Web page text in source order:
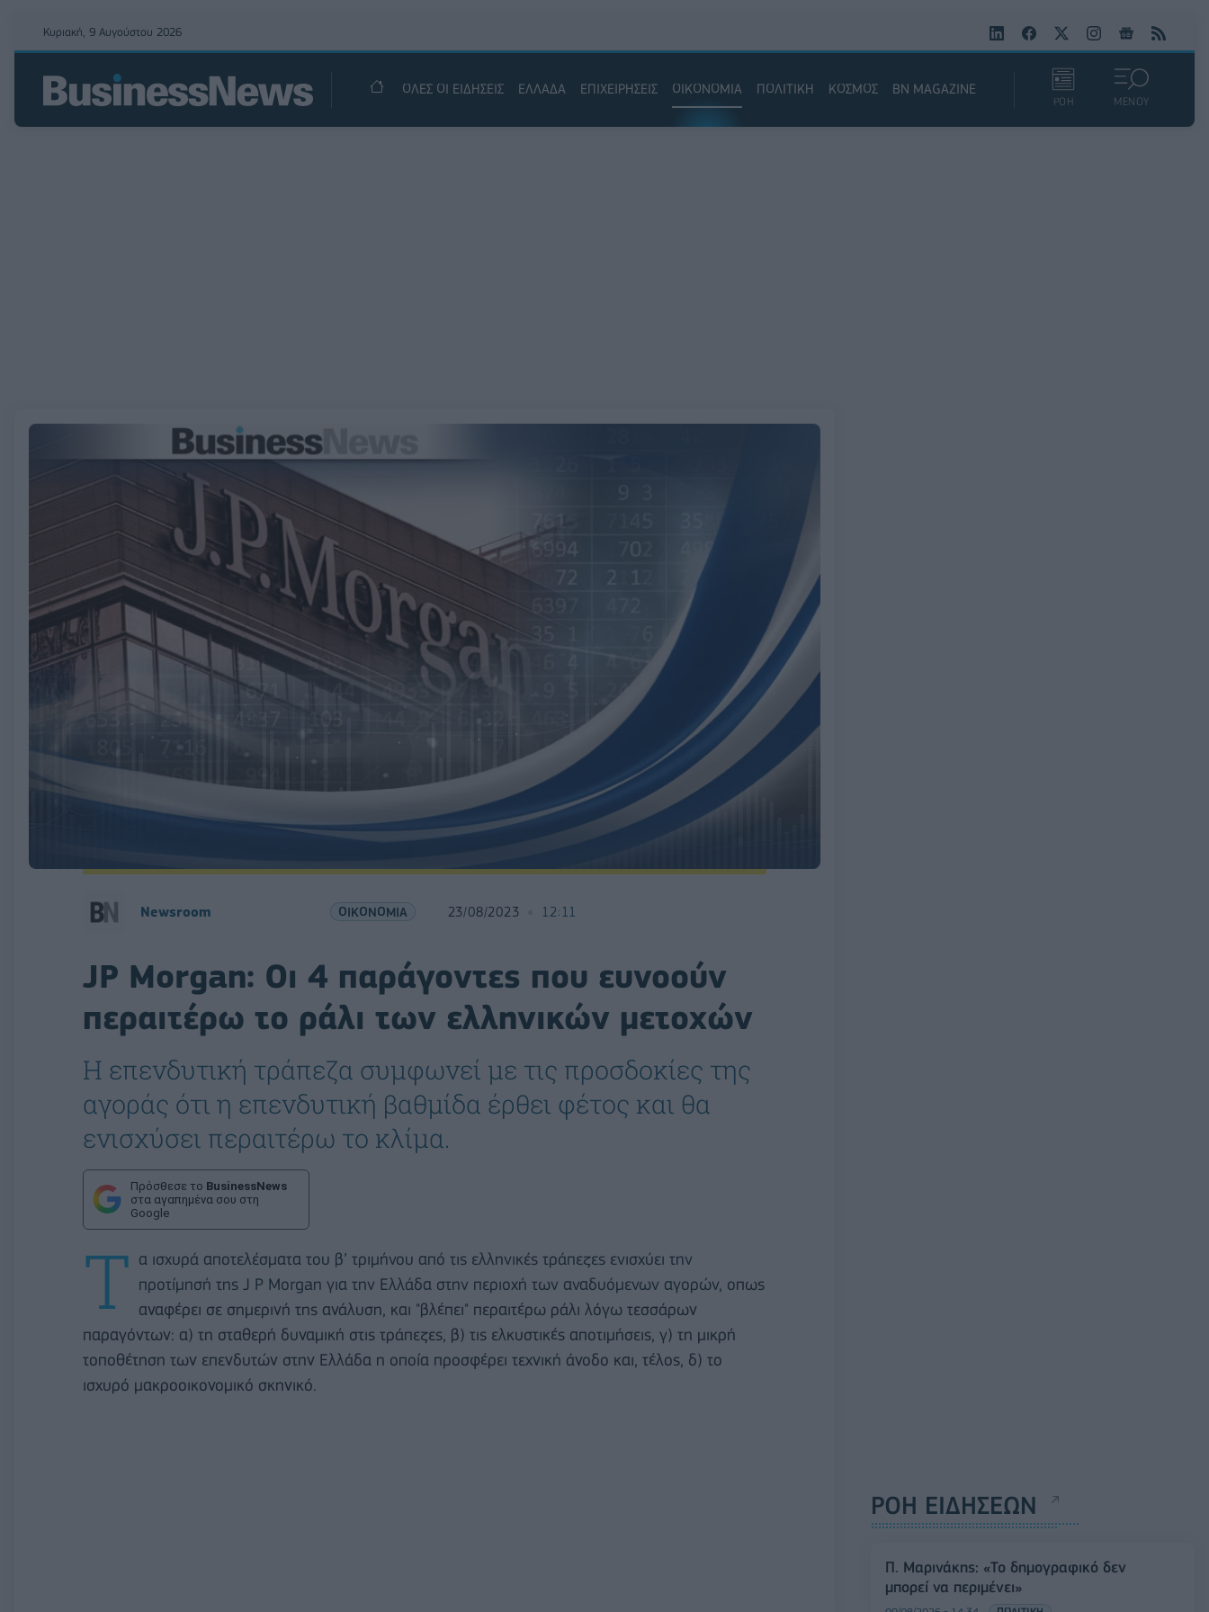
Κυριακή, 9 Αυγούστου 2026
ΟΛΕΣ ΟΙ ΕΙΔΗΣΕΙΣ ΕΛΛΑΔΑ ΕΠΙΧΕΙΡΗΣΕΙΣ ΟΙΚΟΝΟΜΙΑ ΠΟΛΙΤΙΚΗ ΚΟΣΜΟΣ BN MAGAZINE
ΡΟΗ ΜΕΝΟΥ
Newsroom ΟΙΚΟΝΟΜΙΑ 23/08/2023 12:11
JP Morgan: Οι 4 παράγοντες που ευνοούν
περαιτέρω το ράλι των ελληνικών μετοχών
H επενδυτική τράπεζα συμφωνεί με τις προσδοκίες της
αγοράς ότι η επενδυτική βαθμίδα έρθει φέτος και θα
ενισχύσει περαιτέρω το κλίμα.
Πρόσθεσε το BusinessNews
στα αγαπημένα σου στη
Google
Τ α ισχυρά αποτελέσματα του β’ τριμήνου από τις ελληνικές τράπεζες ενισχύει την
προτίμησή της J P Morgan για την Ελλάδα στην περιοχή των αναδυόμενων αγορών, οπως
αναφέρει σε σημερινή της ανάλυση, και "βλέπει" περαιτέρω ράλι λόγω τεσσάρων
παραγόντων: α) τη σταθερή δυναμική στις τράπεζες, β) τις ελκυστικές αποτιμήσεις, γ) τη μικρή
τοποθέτηση των επενδυτών στην Ελλάδα η οποία προσφέρει τεχνική άνοδο και, τέλος, δ) το
ισχυρό μακροοικονομικό σκηνικό.
ΡΟΗ ΕΙΔΗΣΕΩΝ
Π. Μαρινάκης: «Το δημογραφικό δεν
μπορεί να περιμένει»